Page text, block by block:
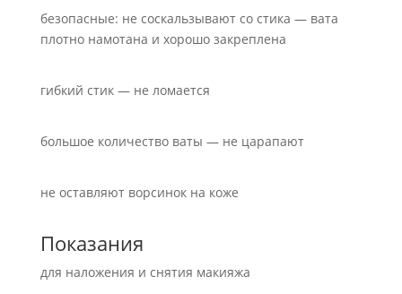
безопасные: не соскальзывают со стика — вата
плотно намотана и хорошо закреплена
гибкий стик — не ломается
большое количество ваты — не царапают
не оставляют ворсинок на коже
Показания
для наложения и снятия макияжа